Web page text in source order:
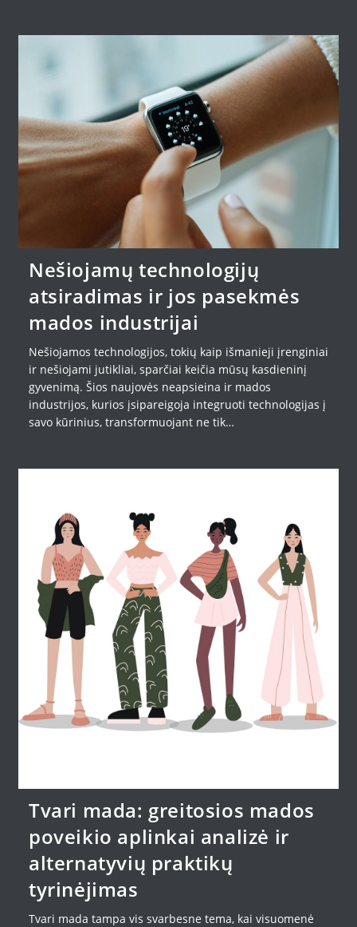
Nešiojamų technologijų
atsiradimas ir jos pasekmės
mados industrijai
Nešiojamos technologijos, tokių kaip išmanieji įrenginiai
ir nešiojami jutikliai, sparčiai keičia mūsų kasdieninį
gyvenimą. Šios naujovės neapsieina ir mados
industrijos, kurios įsipareigoja integruoti technologijas į
savo kūrinius, transformuojant ne tik…
Tvari mada: greitosios mados
poveikio aplinkai analizė ir
alternatyvių praktikų
tyrinėjimas
Tvari mada tampa vis svarbesne tema, kai visuomenė